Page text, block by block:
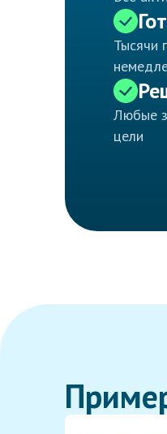
Тысячи
Любые
цели